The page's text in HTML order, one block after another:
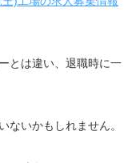
とは違い、退職時に一
ないかもしれません。